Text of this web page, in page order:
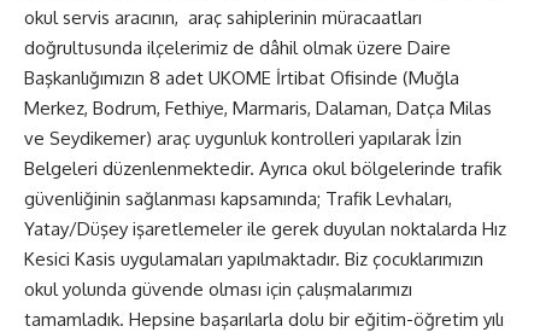
okul servis aracının, araç sahiplerinin müracaatları
doğrultusunda ilçelerimiz de dâhil olmak üzere Daire
Başkanlığımızın 8 adet UKOME İrtibat Ofisinde (Muğla
Merkez, Bodrum, Fethiye, Marmaris, Dalaman, Datça Milas
ve Seydikemer) araç uygunluk kontrolleri yapılarak İzin
Belgeleri düzenlenmektedir. Ayrıca okul bölgelerinde trafik
güvenliğinin sağlanması kapsamında; Trafik Levhaları,
Yatay/Düşey işaretlemeler ile gerek duyulan noktalarda Hız
Kesici Kasis uygulamaları yapılmaktadır. Biz çocuklarımızın
okul yolunda güvende olması için çalışmalarımızı
tamamladık. Hepsine başarılarla dolu bir eğitim-öğretim yılı